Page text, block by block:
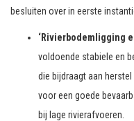
besluiten over in eerste
‘Rivierbodemligging
voldoende stabiele en
die bijdraagt aan
voor een goede
bij lage rivierafvoeren.